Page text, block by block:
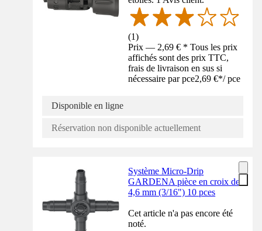
(1)
Prix — 2,69 € * Tous les prix
affichés sont des prix TTC,
frais de livraison en sus si
nécessaire par pce2,69 €*/ pce
Disponible en ligne
Réservation non disponible actuellement
Système Micro-Drip
GARDENA pièce en croix de
4,6 mm (3/16") 10 pces
Cet article n'a pas encore été
noté.